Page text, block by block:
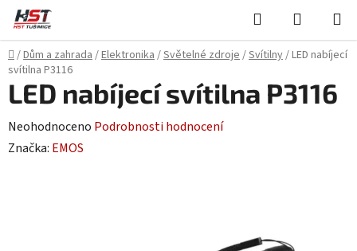
Přejít
obsah
Hledat
KOŠÍK
Domů
/Dům a zahrada/Elektronika/Světelné zdroje/Svítilny/LED nabíjecí
svítilna P3116
LED nabíjecí svítilna P3116
Průměrné
hodnocení
Neohodnoceno Podrobnosti hodnocení
Značka: EMOS